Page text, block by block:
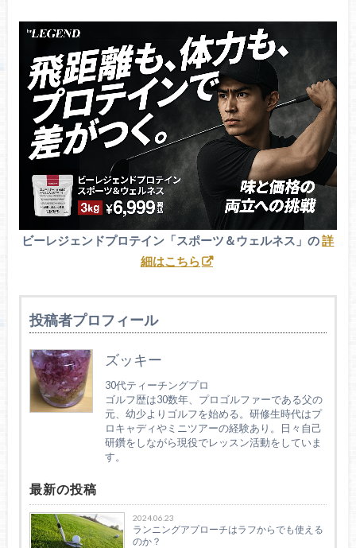
ビーレジェンドプロテイン「スポーツ＆ウェルネス」の詳
細はこちら
投稿者プロフィール
ズッキー
30代ティーチングプロ
ゴルフ歴は30数年、プロゴルファーである父の
元、幼少よりゴルフを始める。研修生時代はプ
ロキャディやミニツアーの経験あり。日々自己
研鑽をしながら現役でレッスン活動をしていま
す。
最新の投稿
2024.06.23
ランニングアプローチはラフからでも使える
のか？